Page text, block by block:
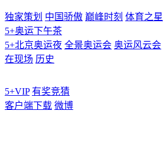
独家策划 中国骄傲 巅峰时刻 体育之星
5+奥运下午茶
5+北京奥运夜 全景奥运会 奥运风云会
在现场 历史
5+VIP 有奖竞猜
客户端下载 微博